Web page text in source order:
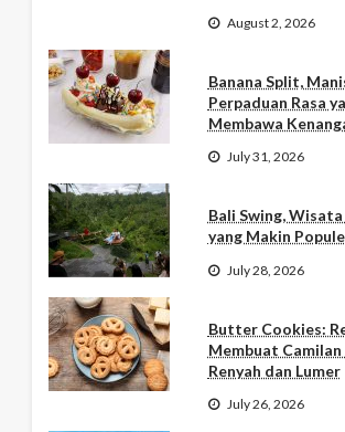
August 2, 2026
Banana Split,
Perpaduan Rasa
Membawa
July 31, 2026
Bali Swing,
yang Makin
July 28, 2026
Butter Cookies:
Membuat Camilan
Renyah dan Lumer
July 26, 2026